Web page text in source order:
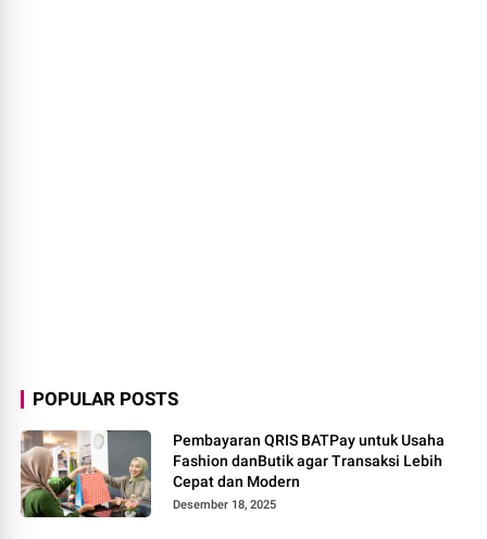
POPULAR POSTS
Pembayaran QRIS BATPay untuk Usaha
Fashion danButik agar Transaksi Lebih
Cepat dan Modern
Desember 18, 2025